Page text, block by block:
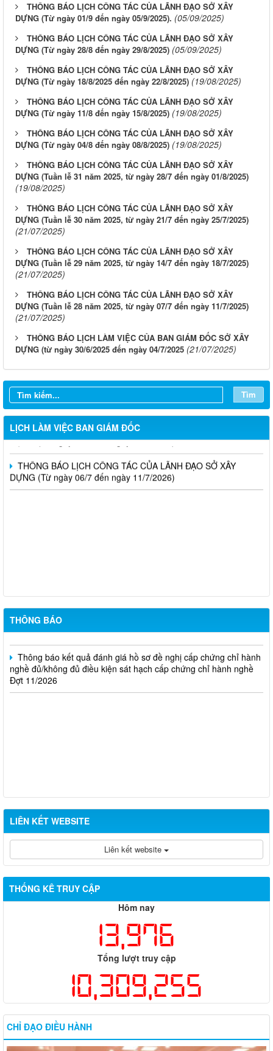
THÔNG BÁO LỊCH CÔNG TÁC CỦA LÃNH ĐẠO SỞ XÂY
DỰNG (Từ ngày 01/9 đến ngày 05/9/2025). (05/09/2025)
THÔNG BÁO LỊCH CÔNG TÁC CỦA LÃNH ĐẠO SỞ XÂY
DỰNG (Từ ngày 28/8 đến ngày 29/8/2025) (05/09/2025)
THÔNG BÁO LỊCH CÔNG TÁC CỦA LÃNH ĐẠO SỞ XÂY
DỰNG (Từ ngày 18/8/2025 đến ngày 22/8/2025) (19/08/2025)
THÔNG BÁO LỊCH CÔNG TÁC CỦA LÃNH ĐẠO SỞ XÂY
DỰNG (Từ ngày 11/8 đến ngày 15/8/2025) (19/08/2025)
THÔNG BÁO LỊCH CÔNG TÁC CỦA LÃNH ĐẠO SỞ XÂY
DỰNG (Từ ngày 04/8 đến ngày 08/8/2025) (19/08/2025)
THÔNG BÁO LỊCH CÔNG TÁC CỦA LÃNH ĐẠO SỞ XÂY
DỰNG (Tuần lễ 31 năm 2025, từ ngày 28/7 đến ngày 01/8/2025)
(19/08/2025)
THÔNG BÁO LỊCH CÔNG TÁC CỦA LÃNH ĐẠO SỞ XÂY
DỰNG (Tuần lễ 30 năm 2025, từ ngày 21/7 đến ngày 25/7/2025)
(21/07/2025)
THÔNG BÁO LỊCH CÔNG TÁC CỦA LÃNH ĐẠO SỞ XÂY
DỰNG (Tuần lễ 29 năm 2025, từ ngày 14/7 đến ngày 18/7/2025)
(21/07/2025)
THÔNG BÁO LỊCH CÔNG TÁC CỦA LÃNH ĐẠO SỞ XÂY
DỰNG (Tuần lễ 28 năm 2025, từ ngày 07/7 đến ngày 11/7/2025)
(21/07/2025)
THÔNG BÁO LỊCH LÀM VIỆC CỦA BAN GIÁM ĐỐC SỞ XÂY
DỰNG (từ ngày 30/6/2025 đến ngày 04/7/2025 (21/07/2025)
Tìm
LỊCH LÀM VIỆC BAN GIÁM ĐỐC
LỊCH CÔNG TÁC CỦA LÃNH ĐẠO SỞ XÂY DỰNG (Từ ngày
THÔNG BÁO LỊCH CÔNG TÁC CỦA LÃNH ĐẠO SỞ XÂY
DỰNG (Từ ngày 27/7 đến ngày 31/7/2026)
THÔNG BÁO LỊCH CÔNG TÁC CỦA LÃNH ĐẠO SỞ XÂY
DỰNG (Từ ngày 20/7 đến ngày 25/7/2026)
THÔNG BÁO LỊCH CÔNG TÁC CỦA LÃNH ĐẠO SỞ XÂY
DỰNG (Từ ngày 06/7 đến ngày 11/7/2026)
THÔNG BÁO
nghề đủ/không đủ điều kiện sát hạch cấp chứng chỉ hành nghề
Đợt 10/2026
Thông báo kết quả đánh giá hồ sơ đề nghị cấp chứng chỉ hành
nghề đủ/không đủ điều kiện sát hạch cấp chứng chỉ hành nghề
Đợt 11/2026
LIÊN KẾT WEBSITE
Liên kết website
THỐNG KÊ TRUY CẬP
Hôm nay
13,976
Tổng lượt truy cập
10,309,255
CHỈ ĐẠO ĐIỀU HÀNH